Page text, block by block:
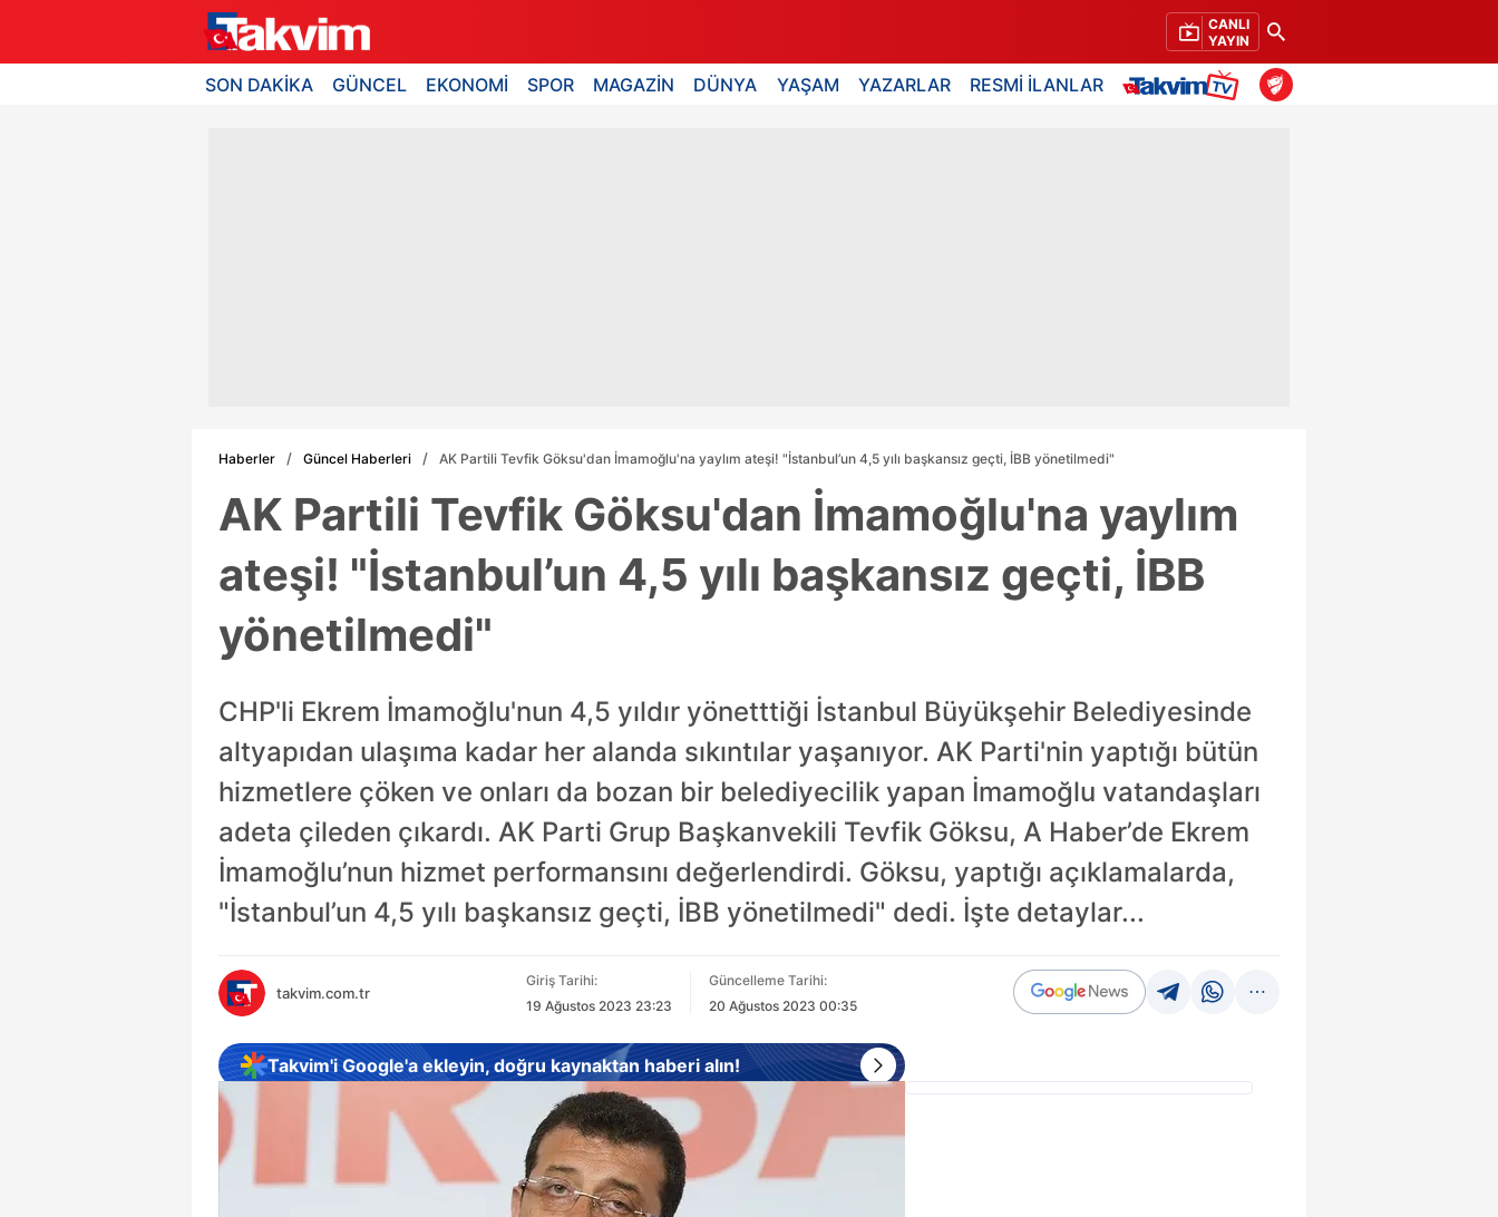
CANLI
YAYIN
SON DAKİKA GÜNCEL EKONOMİ SPOR MAGAZİN DÜNYA YAŞAM YAZARLAR RESMİ İLANLAR
Haberler Güncel Haberleri AK Partili Tevfik Göksu'dan İmamoğlu'na yaylım ateşi! "İstanbul’un 4,5 yılı başkansız geçti, İBB yönetilmedi"
AK Partili Tevfik Göksu'dan İmamoğlu'na yaylım
ateşi! "İstanbul’un 4,5 yılı başkansız geçti, İBB
yönetilmedi"
CHP'li Ekrem İmamoğlu'nun 4,5 yıldır yönetttiği İstanbul Büyükşehir Belediyesinde
altyapıdan ulaşıma kadar her alanda sıkıntılar yaşanıyor. AK Parti'nin yaptığı bütün
hizmetlere çöken ve onları da bozan bir belediyecilik yapan İmamoğlu vatandaşları
adeta çileden çıkardı. AK Parti Grup Başkanvekili Tevfik Göksu, A Haber’de Ekrem
İmamoğlu’nun hizmet performansını değerlendirdi. Göksu, yaptığı açıklamalarda,
"İstanbul’un 4,5 yılı başkansız geçti, İBB yönetilmedi" dedi. İşte detaylar...
takvim.com.tr
Giriş Tarihi:
19 Ağustos 2023 23:23
Güncelleme Tarihi:
20 Ağustos 2023 00:35
Takvim'i Google'a ekleyin, doğru kaynaktan haberi alın!